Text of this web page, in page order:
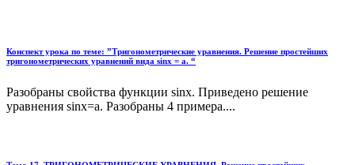
Конспект урока по теме: ”Тригонометрические уравнения. Решение простейших
тригонометрических уравнений вида sinx = a. “
Разобраны свойства функции sinx. Приведено решение
уравнения sinx=a. Разобраны 4 примера....